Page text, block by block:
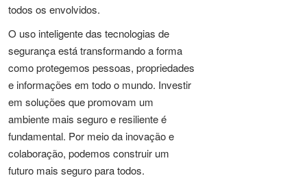
todos os envolvidos.
O uso inteligente das tecnologias de
segurança está transformando a forma
como protegemos pessoas, propriedades
e informações em todo o mundo. Investir
em soluções que promovam um
ambiente mais seguro e resiliente é
fundamental. Por meio da inovação e
colaboração, podemos construir um
futuro mais seguro para todos.